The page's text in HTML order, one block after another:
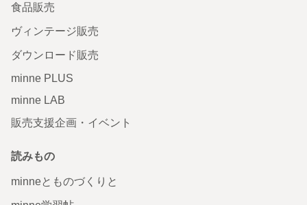
食品販売
ヴィンテージ販売
ダウンロード販売
minne PLUS
minne LAB
販売支援企画・イベント
読みもの
minneとものづくりと